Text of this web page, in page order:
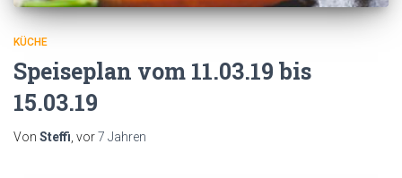
KÜCHE
Speiseplan vom 11.03.19 bis
15.03.19
Von Steffi , vor7 Jahren